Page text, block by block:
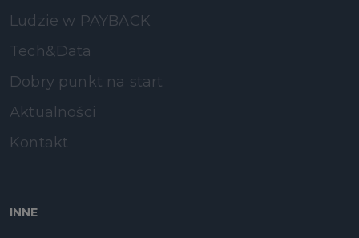
Ludzie w PAYBACK
Tech&Data
Dobry punkt na start
Aktualności
Kontakt
INNE